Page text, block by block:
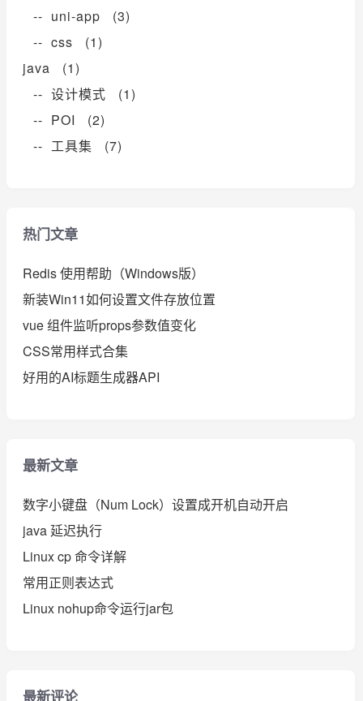
-- uni-app (3)
-- css (1)
java (1)
-- 设计模式 (1)
-- POI (2)
-- 工具集 (7)
热门文章
Redis 使用帮助（Windows版）
新装Win11如何设置文件存放位置
vue 组件监听props参数值变化
CSS常用样式合集
好用的AI标题生成器API
最新文章
数字小键盘（Num Lock）设置成开机自动开启
java 延迟执行
Linux cp 命令详解
常用正则表达式
Linux nohup命令运行jar包
最新评论